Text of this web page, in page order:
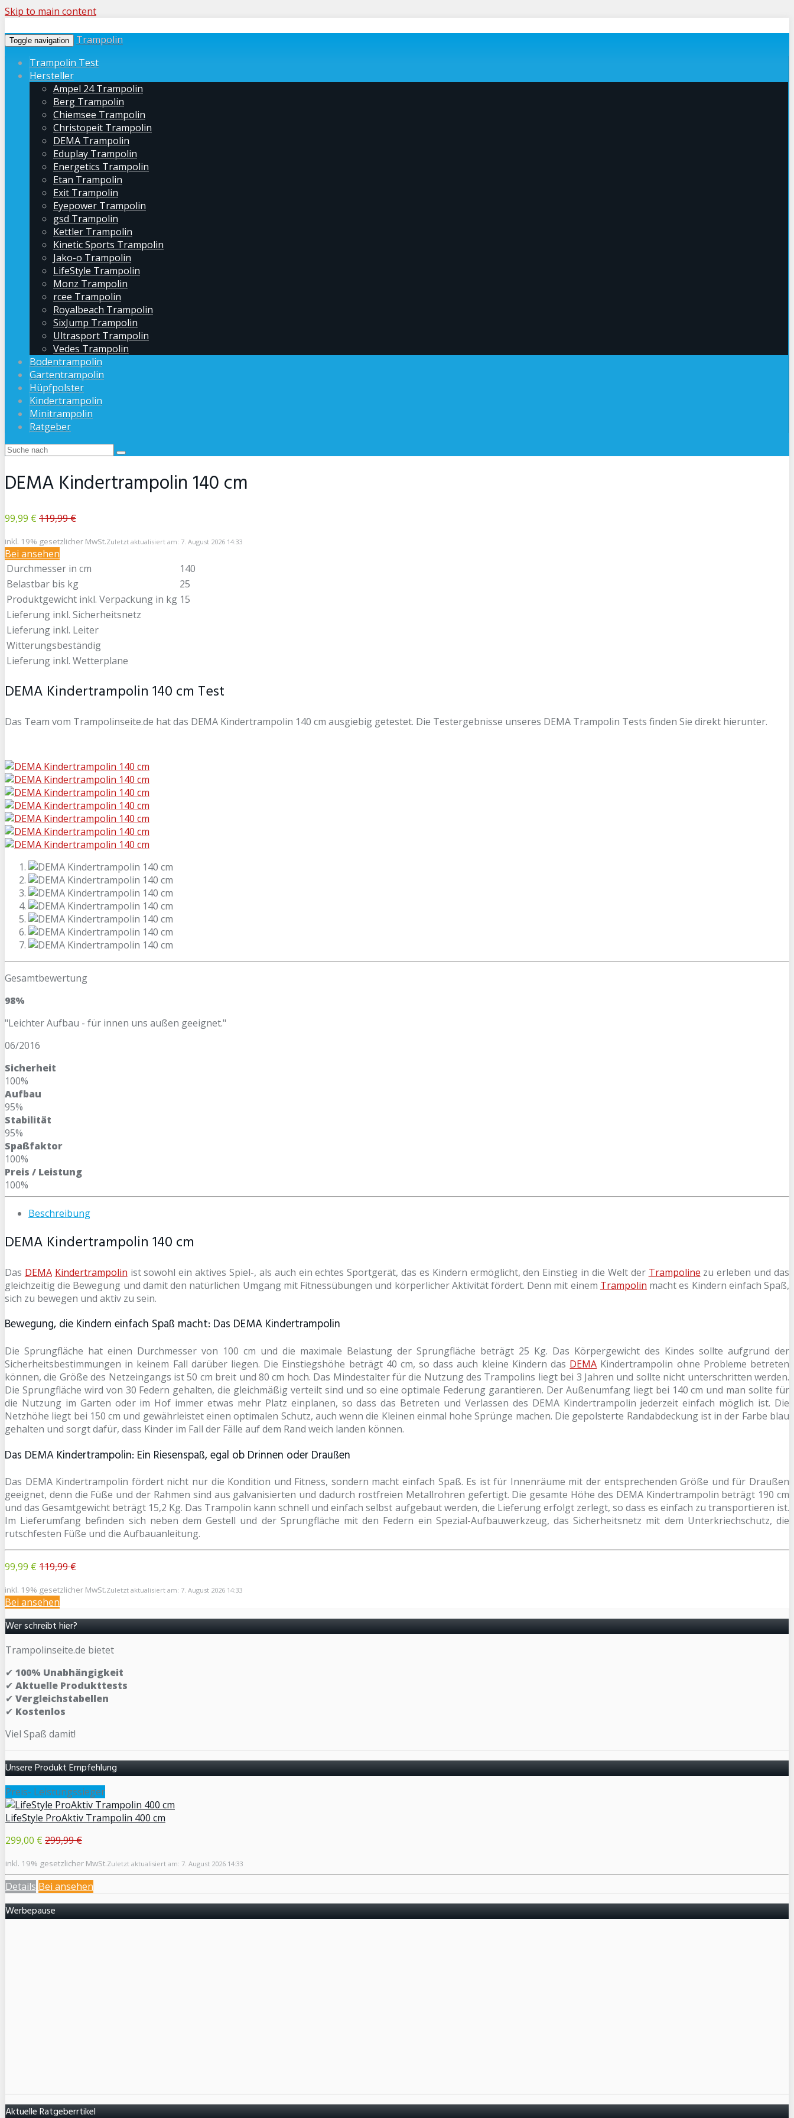
Skip to main content
Toggle navigation
Trampolin
Trampolin Test
Hersteller
Ampel 24 Trampolin
Berg Trampolin
Chiemsee Trampolin
Christopeit Trampolin
DEMA Trampolin
Eduplay Trampolin
Energetics Trampolin
Etan Trampolin
Exit Trampolin
Eyepower Trampolin
gsd Trampolin
Kettler Trampolin
Kinetic Sports Trampolin
Jako-o Trampolin
LifeStyle Trampolin
Monz Trampolin
rcee Trampolin
Royalbeach Trampolin
SixJump Trampolin
Ultrasport Trampolin
Vedes Trampolin
Bodentrampolin
Gartentrampolin
Hüpfpolster
Kindertrampolin
Minitrampolin
Ratgeber
DEMA Kindertrampolin 140 cm
99,99 € 119,99 €
inkl. 19% gesetzlicher MwSt.Zuletzt aktualisiert am: 7. August 2026 14:33
Bei ansehen
Durchmesser in cm
140
Belastbar bis kg
25
Produktgewicht inkl. Verpackung in kg 15
Lieferung inkl. Sicherheitsnetz
Lieferung inkl. Leiter
Witterungsbeständig
Lieferung inkl. Wetterplane
DEMA Kindertrampolin 140 cm Test
Das Team vom Trampolinseite.de hat das DEMA Kindertrampolin 140 cm ausgiebig getestet. Die Testergebnisse unseres DEMA Trampolin Tests finden Sie direkt hierunter.
Gesamtbewertung
98%
"Leichter Aufbau - für innen uns außen geeignet."
06/2016
Sicherheit
100%
Aufbau
95%
Stabilität
95%
Spaßfaktor
100%
Preis / Leistung
100%
Beschreibung
DEMA Kindertrampolin 140 cm
Das DEMA Kindertrampolin ist sowohl ein aktives Spiel-, als auch ein echtes Sportgerät, das es Kindern ermöglicht, den Einstieg in die Welt der Trampoline zu erleben und das
gleichzeitig die Bewegung und damit den natürlichen Umgang mit Fitnessübungen und körperlicher Aktivität fördert. Denn mit einem Trampolin macht es Kindern einfach Spaß,
sich zu bewegen und aktiv zu sein.
Bewegung, die Kindern einfach Spaß macht: Das DEMA Kindertrampolin
Die Sprungfläche hat einen Durchmesser von 100 cm und die maximale Belastung der Sprungfläche beträgt 25 Kg. Das Körpergewicht des Kindes sollte aufgrund der
Sicherheitsbestimmungen in keinem Fall darüber liegen. Die Einstiegshöhe beträgt 40 cm, so dass auch kleine Kindern das DEMA Kindertrampolin ohne Probleme betreten
können, die Größe des Netzeingangs ist 50 cm breit und 80 cm hoch. Das Mindestalter für die Nutzung des Trampolins liegt bei 3 Jahren und sollte nicht unterschritten werden.
Die Sprungfläche wird von 30 Federn gehalten, die gleichmäßig verteilt sind und so eine optimale Federung garantieren. Der Außenumfang liegt bei 140 cm und man sollte für
die Nutzung im Garten oder im Hof immer etwas mehr Platz einplanen, so dass das Betreten und Verlassen des DEMA Kindertrampolin jederzeit einfach möglich ist. Die
Netzhöhe liegt bei 150 cm und gewährleistet einen optimalen Schutz, auch wenn die Kleinen einmal hohe Sprünge machen. Die gepolsterte Randabdeckung ist in der Farbe blau
gehalten und sorgt dafür, dass Kinder im Fall der Fälle auf dem Rand weich landen können.
Das DEMA Kindertrampolin: Ein Riesenspaß, egal ob Drinnen oder Draußen
Das DEMA Kindertrampolin fördert nicht nur die Kondition und Fitness, sondern macht einfach Spaß. Es ist für Innenräume mit der entsprechenden Größe und für Draußen
geeignet, denn die Füße und der Rahmen sind aus galvanisierten und dadurch rostfreien Metallrohren gefertigt. Die gesamte Höhe des DEMA Kindertrampolin beträgt 190 cm
und das Gesamtgewicht beträgt 15,2 Kg. Das Trampolin kann schnell und einfach selbst aufgebaut werden, die Lieferung erfolgt zerlegt, so dass es einfach zu transportieren ist.
Im Lieferumfang befinden sich neben dem Gestell und der Sprungfläche mit den Federn ein Spezial-Aufbauwerkzeug, das Sicherheitsnetz mit dem Unterkriechschutz, die
rutschfesten Füße und die Aufbauanleitung.
99,99 € 119,99 €
inkl. 19% gesetzlicher MwSt.Zuletzt aktualisiert am: 7. August 2026 14:33
Bei ansehen
Wer schreibt hier?
Trampolinseite.de bietet
✔ 100% Unabhängigkeit
✔ Aktuelle Produkttests
✔ Vergleichstabellen
✔ Kostenlos
Viel Spaß damit!
Unsere Produkt Empfehlung
Preis- Leistungssieger
LifeStyle ProAktiv Trampolin 400 cm
299,00 € 299,99 €
inkl. 19% gesetzlicher MwSt.Zuletzt aktualisiert am: 7. August 2026 14:33
Details Bei ansehen
Werbepause
Aktuelle Ratgeberrtikel